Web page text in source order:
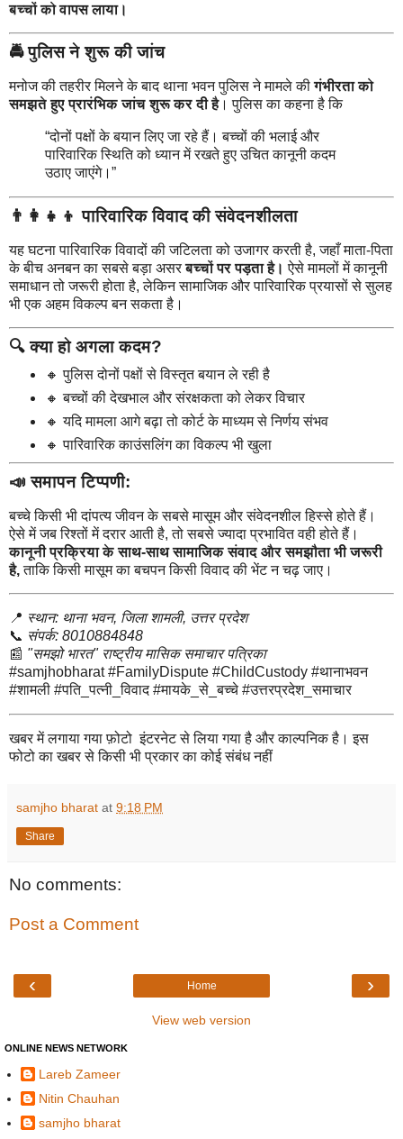
बच्चों को वापस लाया।
🚔पुलिस ने शुरू की जांच
मनोज की तहरीर मिलने के बाद थाना भवन पुलिस ने मामले कीगंभीरता को
समझते हुए प्रारंभिक जांच शुरू कर दी है। पुलिस का कहना है कि
“दोनों पक्षों के बयान लिए जा रहे हैं। बच्चों की भलाई और
पारिवारिक स्थिति को ध्यान में रखते हुए उचित कानूनी कदम
उठाए जाएंगे।”
👨‍👩‍👧‍👦पारिवारिक विवाद की संवेदनशीलता
यह घटना पारिवारिक विवादों की जटिलता को उजागर करती है, जहाँ माता-पिता
के बीच अनबन का सबसे बड़ा असरबच्चों पर पड़ता है। ऐसे मामलों में कानूनी
समाधान तो जरूरी होता है, लेकिन सामाजिक और पारिवारिक प्रयासों से सुलह
भी एक अहम विकल्प बन सकता है।
🔍क्या हो अगला कदम?
🔸 पुलिस दोनों पक्षों से विस्तृत बयान ले रही है
🔸 बच्चों की देखभाल और संरक्षकता को लेकर विचार
🔸 यदि मामला आगे बढ़ा तो कोर्ट के माध्यम से निर्णय संभव
🔸 पारिवारिक काउंसलिंग का विकल्प भी खुला
📣समापन टिप्पणी:
बच्चे किसी भी दांपत्य जीवन के सबसे मासूम और संवेदनशील हिस्से होते हैं।
ऐसे में जब रिश्तों में दरार आती है, तो सबसे ज्यादा प्रभावित वही होते हैं।
कानूनी प्रक्रिया के साथ-साथ सामाजिक संवाद और समझौता भी जरूरी
है,ताकि किसी मासूम का बचपन किसी विवाद की भेंट न चढ़ जाए।
📍 स्थान: थाना भवन, जिला शामली, उत्तर प्रदेश
📞 संपर्क: 8010884848
📰 "समझो भारत" राष्ट्रीय मासिक समाचार पत्रिका
#samjhobharat #FamilyDispute #ChildCustody #थानाभवन
#शामली #पति_पत्नी_विवाद #मायके_से_बच्चे #उत्तरप्रदेश_समाचार
खबर में लगाया गया फ़ोटो इंटरनेट से लिया गया है और काल्पनिक है। इस
फोटो का खबर से किसी भी प्रकार का कोई संबंध नहीं
samjho bharat at 9:18 PM
Share
No comments:
Post a Comment
‹ ›
Home
View web version
ONLINE NEWS NETWORK
Lareb Zameer
Nitin Chauhan
samjho bharat